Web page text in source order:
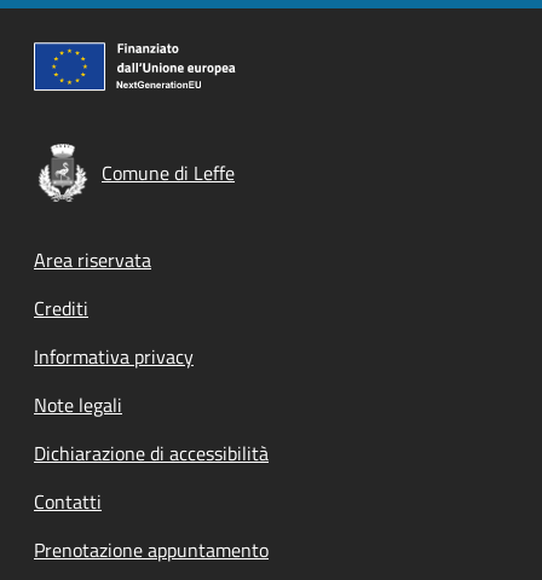
Comune di Leffe
Footer menu
Area riservata
Crediti
Informativa privacy
Note legali
Dichiarazione di accessibilità
Contatti
Prenotazione appuntamento